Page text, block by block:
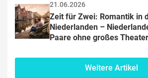
21.06.2026
Zeit für Zwei: Romantik in
Niederlanden –
Paare ohne großes Theater
Weitere Artikel